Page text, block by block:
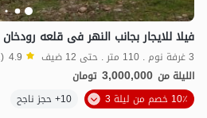
فیلا للایجار بجانب النهر فی قلعه رودخان
3 غرفة نوم . 110 متر . حتى 12 ضيف 4.9 (11 تعليق)
الليلة من 3,000,000 تومان
10٪ خصم من ليلة 3
10+ حجز ناجح